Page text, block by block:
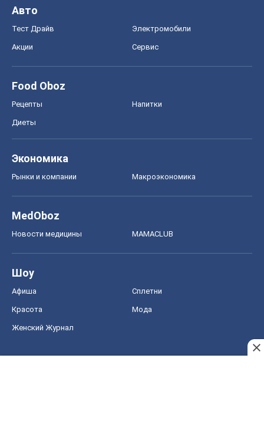
Авто
Тест Драйв Электромобили
Акции Сервис
Food Oboz
Рецепты Напитки
Диеты
Экономика
Рынки и компании Mакроэкономика
MedOboz
Новости медицины MAMACLUB
Шоу
Афиша Сплетни
Красота Мода
Женский Журнал